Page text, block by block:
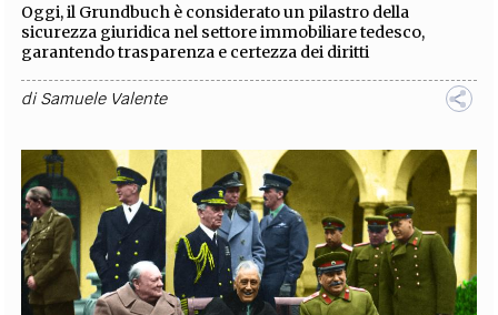
Oggi, il Grundbuch è considerato un pilastro della
sicurezza giuridica nel settore immobiliare tedesco,
garantendo trasparenza e certezza dei diritti
diSamuele Valente